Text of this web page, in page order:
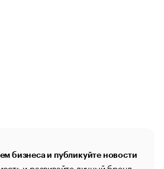
бизнеса и публикуйте новости